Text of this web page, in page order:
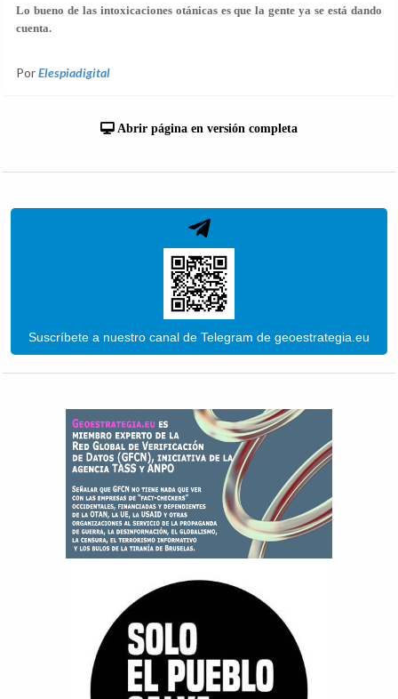
Lo bueno de las intoxicaciones otánicas es que la gente ya se está dando
cuenta.
PorElespiadigital
Abrir página en versión completa
Suscríbete a nuestro canal de Telegram de geoestrategia.eu